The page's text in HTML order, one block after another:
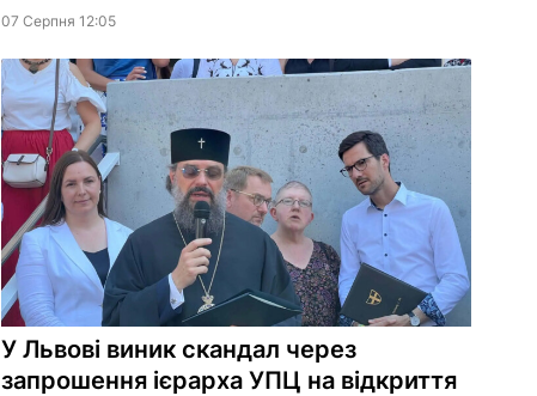
07 Серпня 12:05
У Львові виник скандал через
запрошення ієрарха УПЦ на відкриття